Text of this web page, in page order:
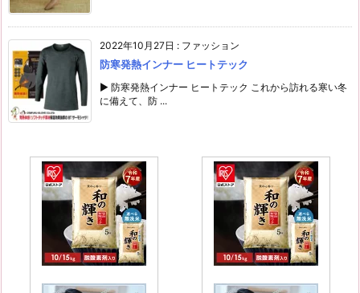
2022年10月27日 : ファッション
防寒発熱インナー ヒートテック
▶ 防寒発熱インナー ヒートテック これから訪れる寒い冬
に備えて、防 ...